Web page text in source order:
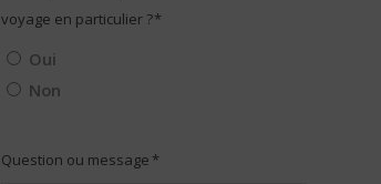
voyage en particulier ?*
Oui
Non
Question ou message *